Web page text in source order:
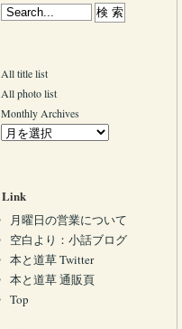
All title list
All photo list
Monthly Archives
Link
月曜日の営業について
空白より：小話ブログ
本と道草 Twitter
本と道草 通販頁
Top